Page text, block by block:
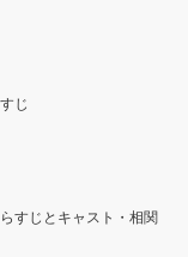
じ
すじとキャスト・相関